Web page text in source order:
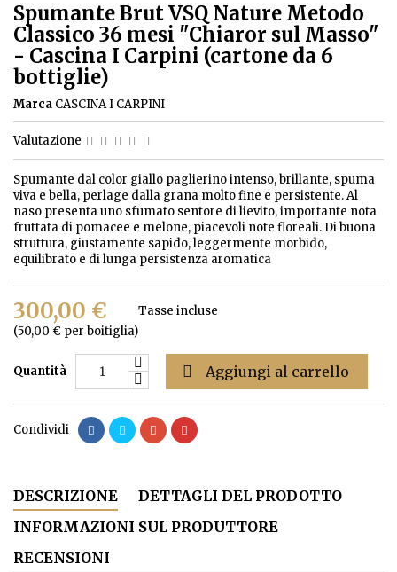
Spumante Brut VSQ Nature Metodo
Classico 36 mesi "Chiaror sul Masso"
- Cascina I Carpini (cartone da 6
bottiglie)
Marca CASCINA I CARPINI
Valutazione
Spumante dal color giallo paglierino intenso, brillante, spuma
viva e bella, perlage dalla grana molto fine e persistente. Al
naso presenta uno sfumato sentore di lievito, importante nota
fruttata di pomacee e melone, piacevoli note floreali. Di buona
struttura, giustamente sapido, leggermente morbido,
equilibrato e di lunga persistenza aromatica
300,00 €
(50,00 € per boitiglia)
Tasse incluse
Quantità  Aggiungi al carrello
Condividi
DESCRIZIONE
DETTAGLI DEL PRODOTTO
INFORMAZIONI SUL PRODUTTORE
RECENSIONI